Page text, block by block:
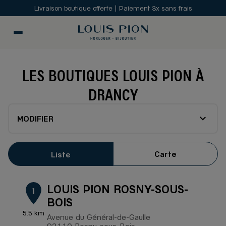
Livraison boutique offerte | Paiement 3x sans frais
LES BOUTIQUES LOUIS PION À
DRANCY
MODIFIER
Liste Carte
1
5.5 km
LOUIS PION ROSNY-SOUS-
BOIS
Avenue du Général-de-Gaulle